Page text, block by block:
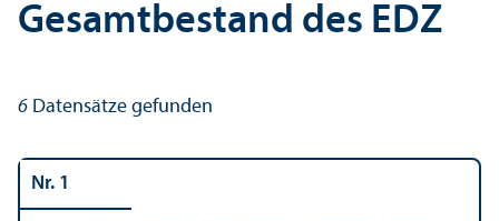
Gesamtbestand des EDZ
6 Datensätze gefunden
Nr. 1